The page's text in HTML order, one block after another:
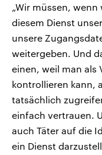
„Wir müssen,
diesem Dienst
unsere
weitergeben. Und
einen, weil man als
kontrollieren kann,
tatsächlich
einfach vertrauen.
auch Täter auf die
ein Dienst